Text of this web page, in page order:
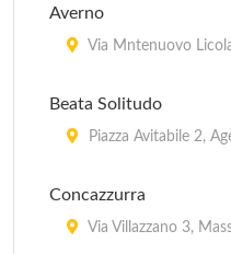
Averno
Via Mntenuovo
Beata Solitudo
Piazza Avitabile 2,
Concazzurra
Via Villazzano 3,